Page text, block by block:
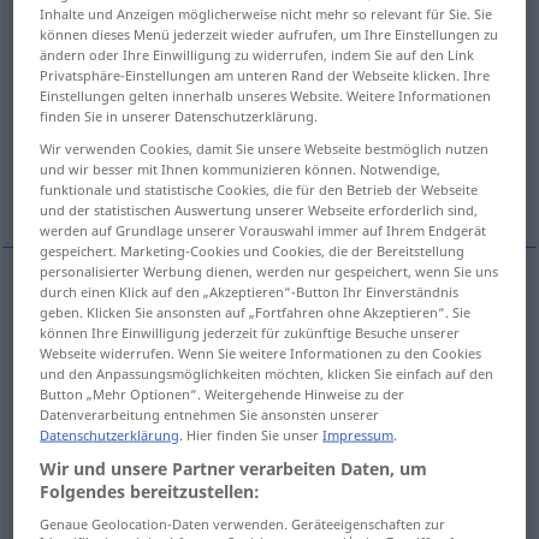
Übersicht aller Übersetzungen
(Für mehr Details die Übersetzung anklicken/antippen)
Land Land, Gegend
kleiner Ort
Landn pays GÉOG POL
Landn pays(≈ région)
Gegendf pays
Inhalte und Anzeigen möglicherweise nicht mehr so relevant für Sie. Sie
können dieses Menü jederzeit wieder aufrufen, um Ihre Einstellungen zu
ändern oder Ihre Einwilligung zu widerrufen, indem Sie auf den Link
Privatsphäre-Einstellungen am unteren Rand der Webseite klicken. Ihre
Einstellungen gelten innerhalb unseres Website. Weitere Informationen
finden Sie in unserer Datenschutzerklärung.
Wir verwenden Cookies, damit Sie unsere Webseite bestmöglich nutzen
und wir besser mit Ihnen kommunizieren können. Notwendige,
funktionale und statistische Cookies, die für den Betrieb der Webseite
und der statistischen Auswertung unserer Webseite erforderlich sind,
werden auf Grundlage unserer Vorauswahl immer auf Ihrem Endgerät
gespeichert. Marketing-Cookies und Cookies, die der Bereitstellung
personalisierter Werbung dienen, werden nur gespeichert, wenn Sie uns
durch einen Klick auf den „Akzeptieren“-Button Ihr Einverständnis
geben. Klicken Sie ansonsten auf „Fortfahren ohne Akzeptieren“. Sie
können Ihre Einwilligung jederzeit für zukünftige Besuche unserer
Webseite widerrufen. Wenn Sie weitere Informationen zu den Cookies
und den Anpassungsmöglichkeiten möchten, klicken Sie einfach auf den
Button „Mehr Optionen“. Weitergehende Hinweise zu der
Datenverarbeitung entnehmen Sie ansonsten unserer
Datenschutzerklärung. Hier finden Sie unserImpressum.
Wir und unsere Partner verarbeiten Daten, um
Folgendes bereitzustellen:
Genaue Geolocation-Daten verwenden. Geräteeigenschaften zur